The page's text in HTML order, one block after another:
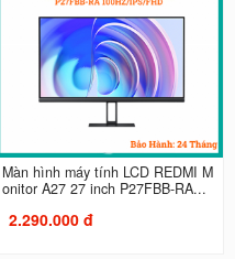
Màn hình máy tính LCD REDMI M
onitor A27 27 inch P27FBB-RA...
2.290.000 đ